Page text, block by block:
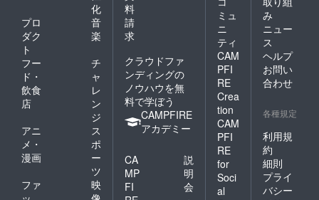
化
プロ
ダク
ト
音
楽
フー
ド・
飲食
店
チ
ャ
レ
ン
ジ
アニ
メ・
漫画
ス
ポ
ー
ツ
ファ
映
料
請
求
クラウドファ
ンディングの
ノウハウを無
料で学ぼう
CAMPFIRE
アカデミー
CA
MP
FI
説
明
会
ミュ
ニ
ティ
CAM
PFI
RE
Crea
tion
CAM
PFI
RE
for
Soci
al
み
ニュー
ス
ヘルプ
お問い
合わせ
各種規定
利用規
約
細則
プライ
バシー